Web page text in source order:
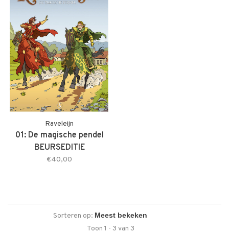
Raveleijn
01: De magische pendel
BEURSEDITIE
€40,00
Sorteren op:
Toon 1 - 3 van 3